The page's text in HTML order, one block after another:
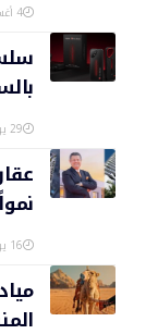
4 أغسطس، 2026
29 يوليو، 2026
16 يوليو، 2026